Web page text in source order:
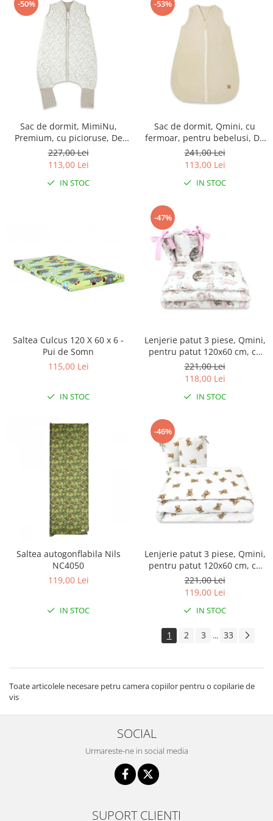
-50%
Sac de dormit, MimiNu,
Premium, cu picioruse, De
iarna, din bumbac, cu
fermoar, 103 cm, M, Meadow
227,00 Lei
113,00 Lei
IN STOC
-53%
Sac de dormit, Qmini, cu
fermoar, pentru bebelusi, De
iarna, din muselina dubla, 70
cm, Material, Warm Beige
241,00 Lei
113,00 Lei
IN STOC
Saltea Culcus 120 X 60 x 6 -
Pui de Somn
115,00 Lei
IN STOC
-47%
Lenjerie patut 3 piese, Qmini,
pentru patut 120x60 cm, cu
protectie laterala, din
bumbac, Teddy Bear and
Friends Pink
221,00 Lei
118,00 Lei
IN STOC
Saltea autogonflabila Nils
NC4050
119,00 Lei
IN STOC
-46%
Lenjerie patut 3 piese, Qmini,
pentru patut 120x60 cm, cu
protectie laterala, din
bumbac, Teddy Toys
221,00 Lei
119,00 Lei
IN STOC
1 2 3 ... 33
Toate articolele necesare petru camera copiilor pentru o copilarie de
vis
SOCIAL
Urmareste-ne in social media
SUPORT CLIENTI